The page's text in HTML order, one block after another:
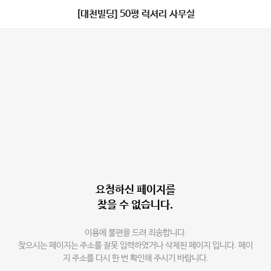
[대천빌딩] 50평 럭셔리 사무실
요청하신 페이지를
찾을 수 없습니다.
이용에 불편을 드려 죄송합니다.
찾으시는 페이지는 주소를 잘못 입력하였거나 삭제된 페이지 입니다. 페이
지 주소를 다시 한 번 확인해 주시기 바랍니다.